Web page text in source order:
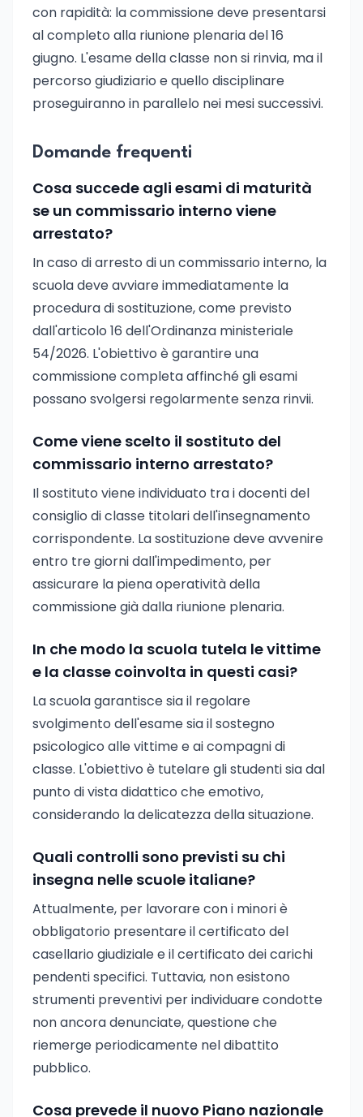
con rapidità: la commissione deve presentarsi
al completo alla riunione plenaria del 16
giugno. L'esame della classe non si rinvia, ma il
percorso giudiziario e quello disciplinare
proseguiranno in parallelo nei mesi successivi.
Domande frequenti
Cosa succede agli esami di maturità
se un commissario interno viene
arrestato?
In caso di arresto di un commissario interno, la
scuola deve avviare immediatamente la
procedura di sostituzione, come previsto
dall'articolo 16 dell'Ordinanza ministeriale
54/2026. L'obiettivo è garantire una
commissione completa affinché gli esami
possano svolgersi regolarmente senza rinvii.
Come viene scelto il sostituto del
commissario interno arrestato?
Il sostituto viene individuato tra i docenti del
consiglio di classe titolari dell'insegnamento
corrispondente. La sostituzione deve avvenire
entro tre giorni dall'impedimento, per
assicurare la piena operatività della
commissione già dalla riunione plenaria.
In che modo la scuola tutela le vittime
e la classe coinvolta in questi casi?
La scuola garantisce sia il regolare
svolgimento dell'esame sia il sostegno
psicologico alle vittime e ai compagni di
classe. L'obiettivo è tutelare gli studenti sia dal
punto di vista didattico che emotivo,
considerando la delicatezza della situazione.
Quali controlli sono previsti su chi
insegna nelle scuole italiane?
Attualmente, per lavorare con i minori è
obbligatorio presentare il certificato del
casellario giudiziale e il certificato dei carichi
pendenti specifici. Tuttavia, non esistono
strumenti preventivi per individuare condotte
non ancora denunciate, questione che
riemerge periodicamente nel dibattito
pubblico.
Cosa prevede il nuovo Piano nazionale